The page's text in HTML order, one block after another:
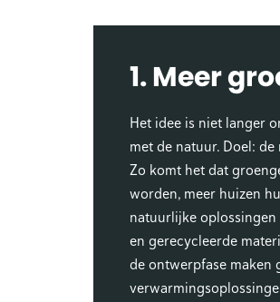
1. Meer
Het idee is niet langer
met de natuur. Doel:
Zo komt het dat
worden, meer huizen
natuurlijke
en gerecycleerde
de ontwerpfase maken